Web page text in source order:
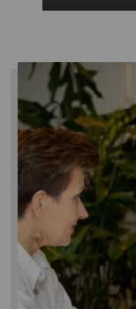
Lees
meer
over
Nieuwe
samenstelling
Interim
Solutions